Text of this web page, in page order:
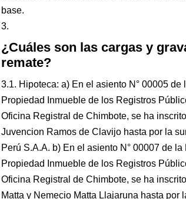
base.
3.
¿Cuáles son las cargas y
remate?
3.1. Hipoteca: a) En el asiento N° 00005
Propiedad Inmueble de los Registros
Oficina Registral de Chimbote, se ha
Juvencion Ramos de Clavijo hasta por la
Perú S.A.A. b) En el asiento N° 00007 de
Propiedad Inmueble de los Registros
Oficina Registral de Chimbote, se ha
Matta y Nemecio Matta Llajaruna hasta